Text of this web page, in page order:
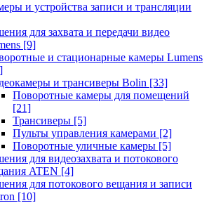
и устройства записи и трансляции
для захвата и передачи видео
[9]
и стационарные камеры Lumens
и трансиверы Bolin [33]
Поворотные камеры для помещений
[21]
Трансиверы [5]
Пульты управления камерами [2]
Поворотные уличные камеры [5]
для видеозахвата и потокового
ATEN [4]
для потокового вещания и записи
[10]